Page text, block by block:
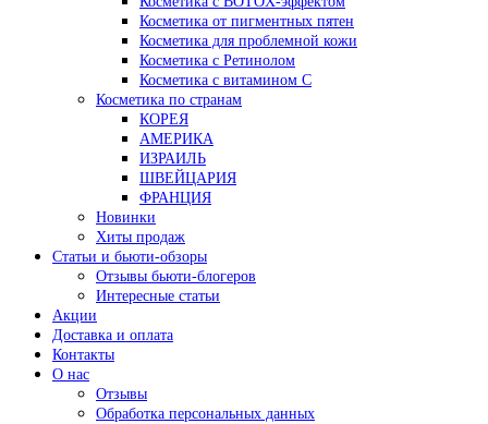
Косметика от пигментных пятен
Косметика для проблемной кожи
Косметика с Ретинолом
Косметика с витамином С
Косметика по странам
КОРЕЯ
АМЕРИКА
ИЗРАИЛЬ
ШВЕЙЦАРИЯ
ФРАНЦИЯ
Новинки
Хиты продаж
Статьи и бьюти-обзоры
Отзывы бьюти-блогеров
Интересные статьи
Акции
Доставка и оплата
Контакты
О нас
Отзывы
Обработка персональных данных